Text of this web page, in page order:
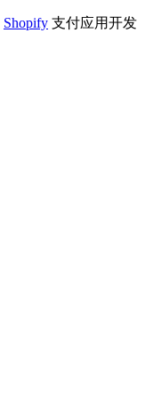
Shopify 支付应用开发